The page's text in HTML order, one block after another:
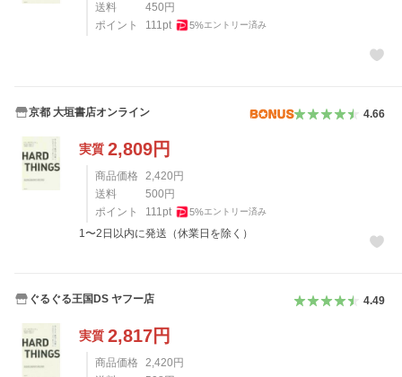
送料
450 円
ポイント
111pt 5%エントリー済み
京都 大垣書店オンライン 4.66
実質 2,809円
商品価格 2,420 円
送料
500 円
ポイント
111pt 5%エントリー済み
1〜2日以内に発送（休業日を除く）
ぐるぐる王国DS ヤフー店 4.49
実質 2,817円
商品価格 2,420 円